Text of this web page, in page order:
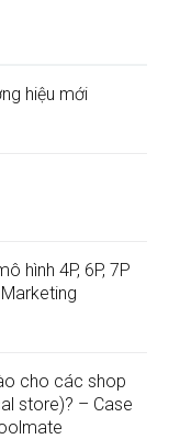
hiệu mới
hình 4P, 6P, 7P
cho các shop
store)? – Case